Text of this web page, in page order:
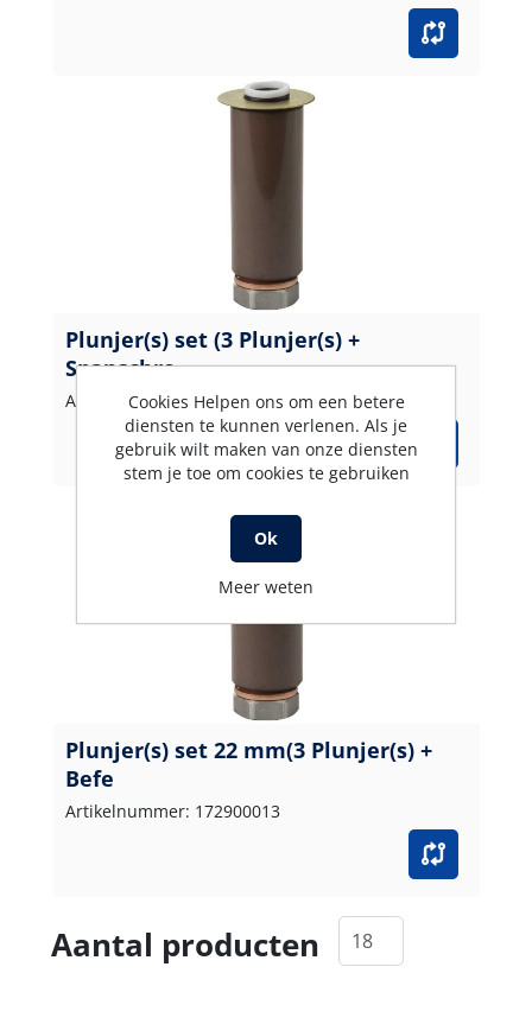
Plunjer(s) set (3 Plunjer(s) +
Spanschro
Artikelnummer: 172900014
Plunjer(s) set 22 mm(3 Plunjer(s) +
Befe
Artikelnummer: 172900013
Aantal producten
Cookies Helpen ons om een betere
diensten te kunnen verlenen. Als je
gebruik wilt maken van onze diensten
stem je toe om cookies te gebruiken
Ok
Meer weten